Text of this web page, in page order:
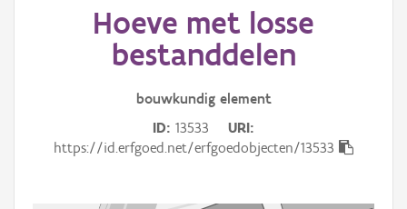
Aanduidingsobject
Hoeve met losse
bestanddelen
bouwkundig element
ID 13533
URI
https://id.erfgoed.net/erfgoedobjecten/13533